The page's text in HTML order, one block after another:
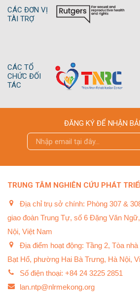
CÁC ĐƠN VỊ
TÀI TRỢ
CÁC TỔ
CHỨC ĐỐI
TÁC
ĐĂNG KÝ ĐỂ NHẬN
TRUNG TÂM NGHIÊN CỨU PHÁT
Địa chỉ trụ sở chính: Phòng 307 &
giao đoàn Trung Tự, số 6 Đặng Văn
Nội, Việt Nam
Địa điểm hoạt động: Tầng 2, Tòa
Bạt Hổ, phường Hai Bà Trưng, Hà Nội,
Số điện thoại: +84 24 3225 2851
lan.ntp@nlrmekong.org